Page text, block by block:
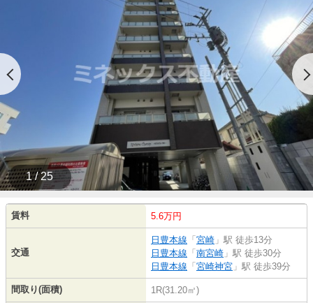
1 / 25
賃料 5.6万円
交通
日豊本線 「 宮崎 」駅 徒歩13分
日豊本線 「 南宮崎 」駅 徒歩30分
日豊本線 「 宮崎神宮 」駅 徒歩39分
間取り(面積) 1R(31.20㎡)